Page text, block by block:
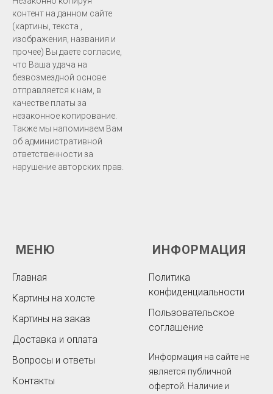
контент на данном сайте
(картины, текста ,
изображения, названия и
прочее) Вы даете согласие,
что Ваша удача на
безвозмездной основе
отправляется к нам, в
качестве платы за
незаконное копирование.
Также мы напоминаем Вам
об административной
ответственности за
нарушение авторских прав.
МЕНЮ
Главная
Картины на холсте
Картины на заказ
Доставка и оплата
Вопросы и ответы
Контакты
ИНФОРМАЦИЯ
Политика
конфиденциальности
Пользовательское
соглашение
Информация на сайте не
является публичной
офертой. Наличие и